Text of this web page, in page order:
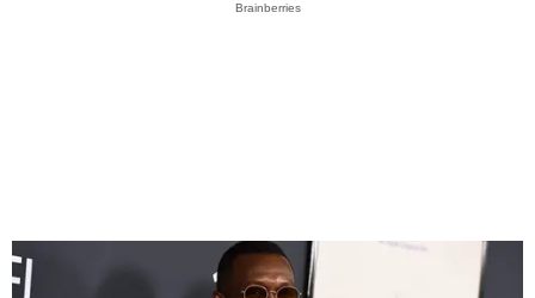
Brainberries